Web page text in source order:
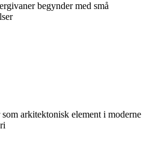
begynder med små
som arkitektonisk element i moderne